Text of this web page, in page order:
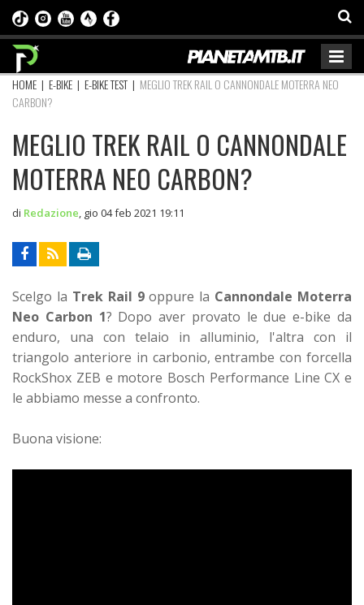
HOME | E-BIKE | E-BIKE TEST | MEGLIO TREK RAIL O CANNONDALE MOTERRA NEO
CARBON?
MEGLIO TREK RAIL O CANNONDALE
MOTERRA NEO CARBON?
di Redazione gio 04 feb 2021 19:11
Scelgo la Trek Rail 9oppure la Cannondale Moterra
Neo Carbon 1? Dopo aver provato le due e-bike da
enduro, una con telaio in alluminio, l'altra con il
triangolo anteriore in carbonio, entrambe con forcella
RockShox ZEB e motore Bosch Performance Line CX e
le abbiamo messe a confronto.
Buona visione: